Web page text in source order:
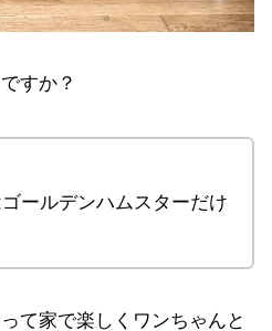
すか？
ゴールデンハムスターだけ
て家で楽しくワンちゃんと